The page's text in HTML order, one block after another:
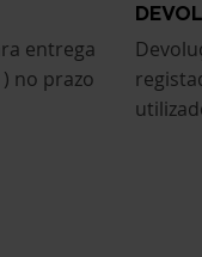
entrega
no prazo